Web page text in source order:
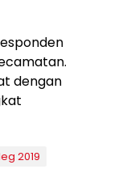
dengan
2019